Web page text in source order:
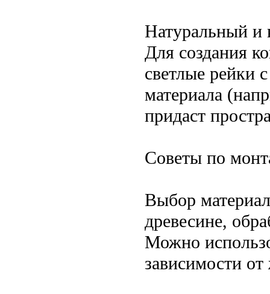
Натуральный и
Для создания
светлые рейки
материала
придаст
Советы по
Выбор
древесине,
Можно
зависимости